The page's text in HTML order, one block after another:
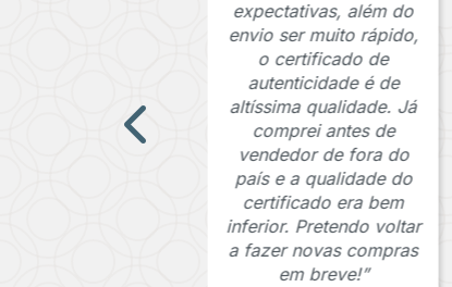
expectativas, além do
envio ser muito rápido,
o certificado de
autenticidade é de
altíssima qualidade. Já
comprei antes de
vendedor de fora do
país e a qualidade do
certificado era bem
inferior. Pretendo voltar
a fazer novas compras
em breve!”